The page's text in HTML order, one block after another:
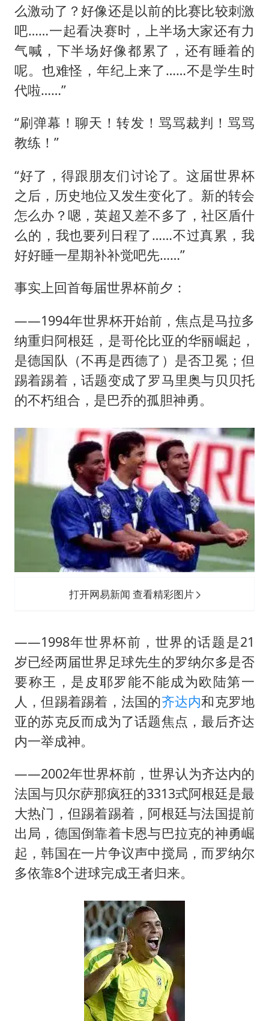
么激动了？好像还是以前的比赛比较刺激
吧……一起看决赛时，上半场大家还有力
气喊，下半场好像都累了，还有睡着的
呢。也难怪，年纪上来了……不是学生时
代啦……”
“刷弹幕！聊天！转发！骂骂裁判！骂骂
教练！”
“好了，得跟朋友们讨论了。这届世界杯
之后，历史地位又发生变化了。新的转会
怎么办？嗯，英超又差不多了，社区盾什
么的，我也要列日程了……不过真累，我
好好睡一星期补补觉吧先……”
事实上回首每届世界杯前夕：
——1994年世界杯开始前，焦点是马拉多
纳重归阿根廷，是哥伦比亚的华丽崛起，
是德国队（不再是西德了）是否卫冕；但
踢着踢着，话题变成了罗马里奥与贝贝托
的不朽组合，是巴乔的孤胆神勇。
打开网易新闻 查看精彩图片
——1998年世界杯前，世界的话题是21
岁已经两届世界足球先生的罗纳尔多是否
要称王，是皮耶罗能不能成为欧陆第一
人，但踢着踢着，法国的齐达内和克罗地
亚的苏克反而成为了话题焦点，最后齐达
内一举成神。
——2002年世界杯前，世界认为齐达内的
法国与贝尔萨那疯狂的3313式阿根廷是最
大热门，但踢着踢着，阿根廷与法国提前
出局，德国倒靠着卡恩与巴拉克的神勇崛
起，韩国在一片争议声中搅局，而罗纳尔
多依靠8个进球完成王者归来。